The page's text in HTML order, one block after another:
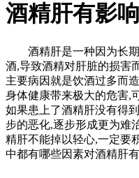
酒精肝有影响
酒精肝是一种因为长期
酒,导致酒精对肝脏的损害
主要病因就是饮酒过多而
身体健康带来极大的危害,
如果患上了酒精肝没有得
步的恶化,逐步形成更为难
精肝不能掉以轻心,一定要
中都有哪些因素对酒精肝